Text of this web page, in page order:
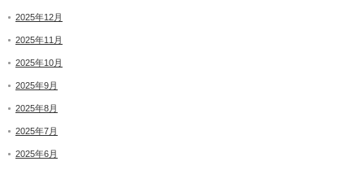
2025年12月
2025年11月
2025年10月
2025年9月
2025年8月
2025年7月
2025年6月